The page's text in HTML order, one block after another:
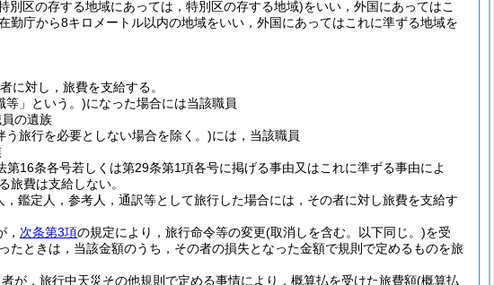
別区の存する地域にあっては，特別区の存する地域)をいい，外国にあってはこ
勤庁から8キロメートル以内の地域をいい，外国にあってはこれに準ずる地域を
に対し，旅費を支給する。
等」という。)になった場合には当該職員
の遺族
う旅行を必要としない場合を除く。)には，当該職員
16条各号若しくは第29条第1項各号に掲げる事由又はこれに準ずる事由によ
旅費は支給しない。
鑑定人，参考人，通訳等として旅行した場合には，その者に対し旅費を支給す
次条第3項の規定により，旅行命令等の変更(取消しを含む。以下同じ。)を受
ときは，当該金額のうち，その者の損失となった金額で規則で定めるものを旅
が，旅行中天災その他規則で定める事情により，概算払を受けた旅費額(概算払